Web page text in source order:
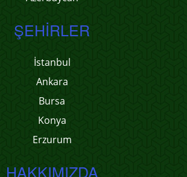
ŞEHIRLER
İstanbul
Ankara
Bursa
Konya
Erzurum
HAKKIMIZDA